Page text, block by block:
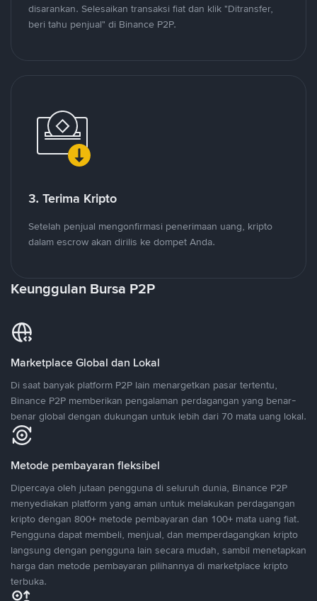
disarankan. Selesaikan transaksi fiat dan klik "Ditransfer,
beri tahu penjual" di Binance P2P.
3. Terima Kripto
Setelah penjual mengonfirmasi penerimaan uang, kripto
dalam escrow akan dirilis ke dompet Anda.
Keunggulan Bursa P2P
Marketplace Global dan Lokal
Di saat banyak platform P2P lain menargetkan pasar tertentu,
Binance P2P memberikan pengalaman perdagangan yang benar-
benar global dengan dukungan untuk lebih dari 70 mata uang lokal.
Metode pembayaran fleksibel
Dipercaya oleh jutaan pengguna di seluruh dunia, Binance P2P
menyediakan platform yang aman untuk melakukan perdagangan
kripto dengan 800+ metode pembayaran dan 100+ mata uang fiat.
Pengguna dapat membeli, menjual, dan memperdagangkan kripto
langsung dengan pengguna lain secara mudah, sambil menetapkan
harga dan metode pembayaran pilihannya di marketplace kripto
terbuka.